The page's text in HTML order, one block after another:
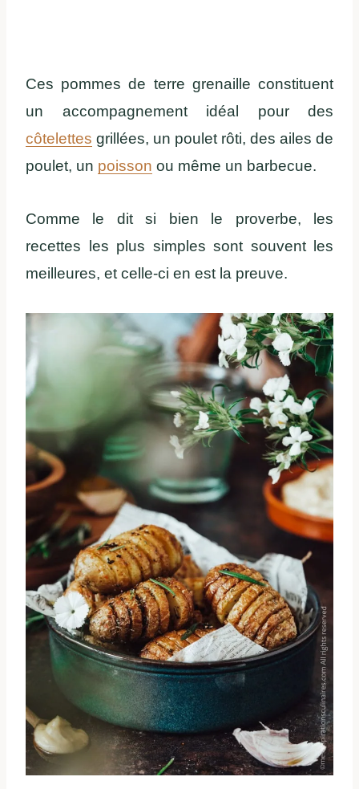
Ces pommes de terre grenaille constituent
un accompagnement idéal pour des
côtelettes grillées, un poulet rôti, des ailes de
poulet, un poisson ou même un barbecue.
Comme le dit si bien le proverbe, les
recettes les plus simples sont souvent les
meilleures, et celle-ci en est la preuve.